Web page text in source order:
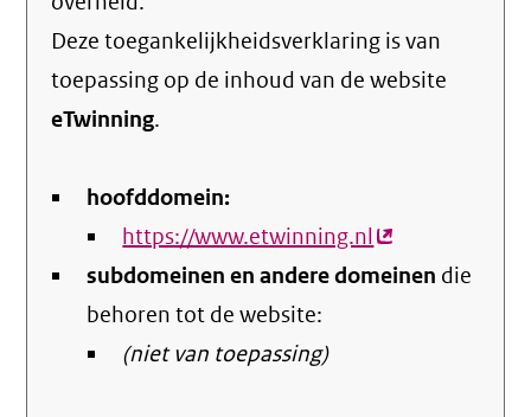
Deze toegankelijkheidsverklaring is van
toepassing op de inhoud van de website
eTwinning.
hoofddomein:
https://www.etwinning.nl(externe
link)
subdomeinen en andere domeinen die
behoren tot de website:
(niet van toepassing)